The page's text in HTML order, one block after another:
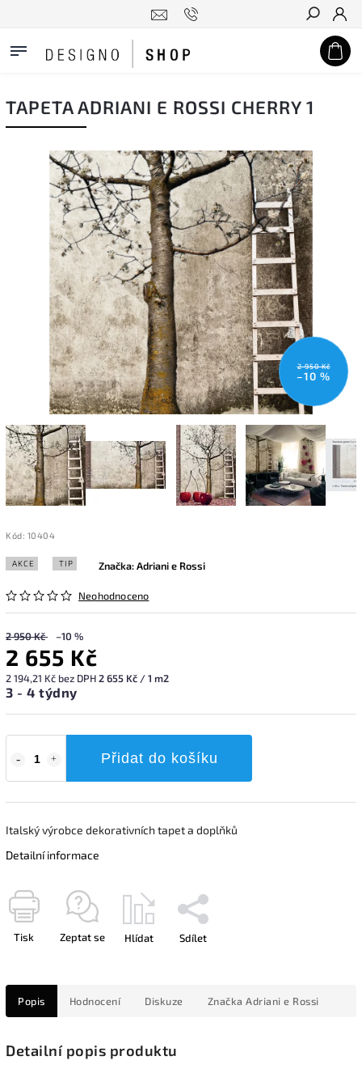
Hledat
TAPETA ADRIANI E ROSSI CHERRY 1
2 950 Kč
–10 %
Kód: 10404
AKCE TIP
Neohodnoceno
Značka:Adriani e Rossi
2 950 Kč –10 %
2 655 Kč
2 194,21 Kč bez DPH2 655 Kč / 1 m2
3 - 4 týdny
Přidat do košíku
Italský výrobce dekorativních tapet a doplňků
Detailní informace
Tisk Zeptat se Hlídat Sdílet
Popis Hodnocení Diskuze Značka Adriani e Rossi
Detailní popis produktu